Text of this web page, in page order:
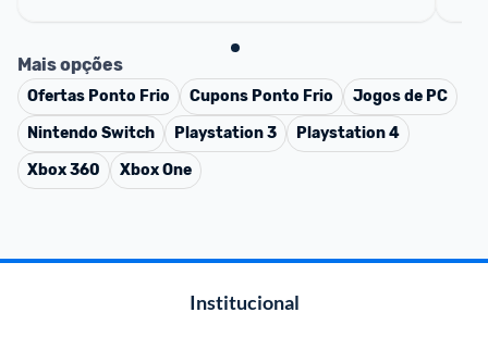
Mais opções
Ofertas Ponto Frio Cupons Ponto Frio
Jogos de PC
Nintendo Switch
Playstation 3
Playstation 4
Xbox 360
Xbox One
Institucional